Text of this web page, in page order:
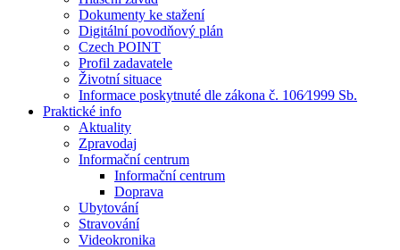
Dokumenty ke stažení
Digitální povodňový plán
Czech POINT
Profil zadavatele
Životní situace
Informace poskytnuté dle zákona č. 106⁄1999 Sb.
Praktické info
Aktuality
Zpravodaj
Informační centrum
Informační centrum
Doprava
Ubytování
Stravování
Videokronika